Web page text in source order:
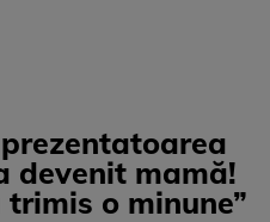
devenit mamă!
trimis o minune”